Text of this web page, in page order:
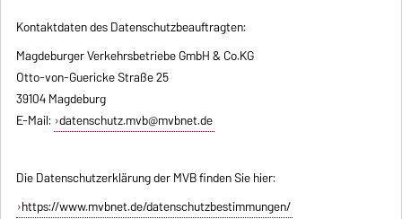
Kontaktdaten des Datenschutzbeauftragten:
Magdeburger Verkehrsbetriebe GmbH & Co.KG
Otto-von-Guericke Straße 25
39104 Magdeburg
E-Mail: datenschutz.mvb@mvbnet.de
Die Datenschutzerklärung der MVB finden Sie hier:
https://www.mvbnet.de/datenschutzbestimmungen/